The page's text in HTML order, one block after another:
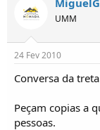
UMM
24 Fev 2010
Conversa da
Peçam copias a
pessoas.